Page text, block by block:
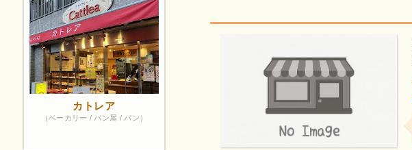
カトレア
（ベーカリー / パン屋 / パン）